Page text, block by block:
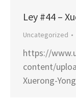
Ley #44 –
Uncategorized
https://
content/
Xuerong-